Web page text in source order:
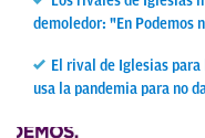
demoledor: "En Podemos
El rival de Iglesias
usa la pandemia para no